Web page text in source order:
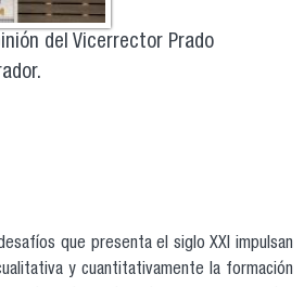
del Vicerrector Prado
que presenta el siglo XXI impulsan
y cuantitativamente la formación